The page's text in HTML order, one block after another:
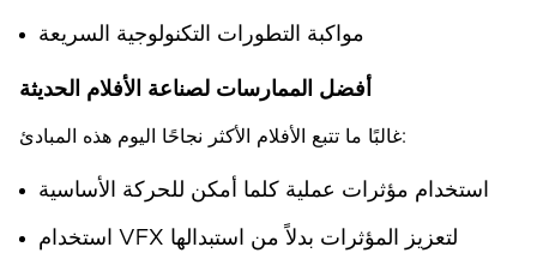
مواكبة التطورات التكنولوجية السريعة
أفضل الممارسات لصناعة الأفلام الحديثة
غالبًا ما تتبع الأفلام الأكثر نجاحًا اليوم هذه المبادئ:
استخدام مؤثرات عملية كلما أمكن للحركة الأساسية
استخدام VFX لتعزيز المؤثرات بدلاً من استبدالها